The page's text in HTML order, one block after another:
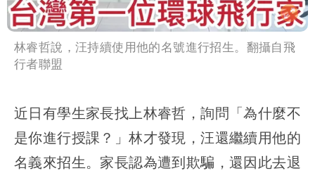
林睿哲說，汪持續使用他的名號進行招生。翻攝自飛
行者聯盟
近日有學生家長找上林睿哲，詢問「為什麼不
是你進行授課？」林才發現，汪還繼續用他的
名義來招生。家長認為遭到欺騙，還因此去退